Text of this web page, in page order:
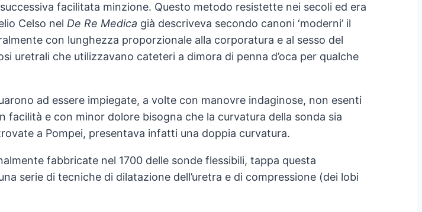
facilitata minzione. Questo metodo resistette nei secoli ed era
Celso nel De Re Medica già descriveva secondo canoni ‘moderni’ il
con lunghezza proporzionale alla corporatura e al sesso del
uretrali che utilizzavano cateteri a dimora di penna d’oca per qualche
ad essere impiegate, a volte con manovre indaginose, non esenti
e con minor dolore bisogna che la curvatura della sonda sia
a Pompei, presentava infatti una doppia curvatura.
fabbricate nel 1700 delle sonde flessibili, tappa questa
serie di tecniche di dilatazione dell’uretra e di compressione (dei lobi